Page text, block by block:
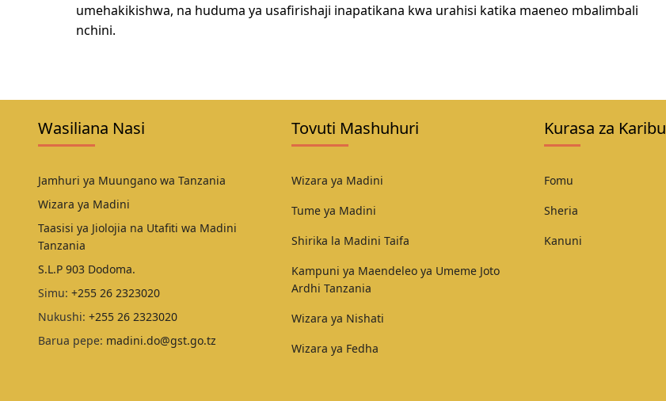
umehakikishwa, na huduma ya usafirishaji inapatikana kwa urahisi katika maeneo mbalimbali
nchini.
Wasiliana Nasi
Jamhuri ya Muungano wa Tanzania
Wizara ya Madini
Taasisi ya Jiolojia na Utafiti wa Madini
Tanzania
S.L.P 903 Dodoma.
Simu: +255 26 2323020
Nukushi: +255 26 2323020
Barua pepe: madini.do@gst.go.tz
Tovuti Mashuhuri
Wizara ya Madini
Tume ya Madini
Shirika la Madini Taifa
Kampuni ya Maendeleo ya Umeme Joto
Ardhi Tanzania
Wizara ya Nishati
Wizara ya Fedha
Kurasa za Karibu
Fomu
Sheria
Kanuni